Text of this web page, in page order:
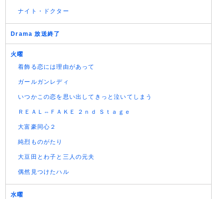
ナイト・ドクター
Drama 放送終了
火曜
着飾る恋には理由があって
ガールガンレディ
いつかこの恋を思い出してきっと泣いてしまう
ＲＥＡＬ⇔ＦＡＫＥ ２ｎｄ Ｓｔａｇｅ
大富豪同心２
純烈ものがたり
大豆田とわ子と三人の元夫
偶然見つけたハル
水曜